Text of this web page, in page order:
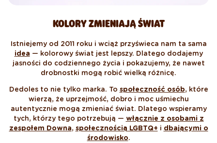
KOLORY ZMIENIAJĄ ŚWIAT
Istniejemy od 2011 roku i wciąż przyświeca nam ta sama
idea — kolorowy świat jest lepszy. Dlatego dodajemy
jasności do codziennego życia i pokazujemy, że nawet
drobnostki mogą robić wielką różnicę.
Dedoles to nie tylko marka. To społeczność osób, które
wierzą, że uprzejmość, dobro i moc uśmiechu
autentycznie mogą zmieniać świat. Dlatego wspieramy
tych, którzy tego potrzebują — włącznie z osobami z
zespołem Downa, społecznością LGBTQ+ i dbającymi o
środowisko.